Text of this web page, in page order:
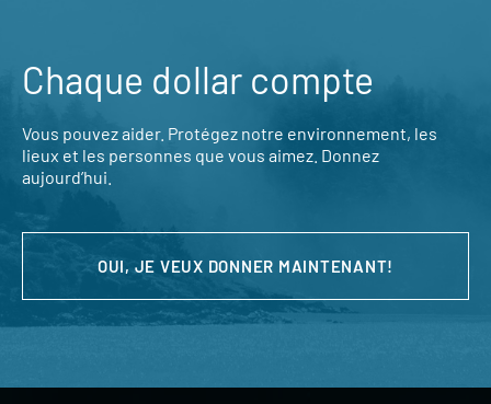
Chaque dollar compte
Vous pouvez aider. Protégez notre environnement, les
lieux et les personnes que vous aimez. Donnez
aujourd’hui.
OUI, JE VEUX DONNER MAINTENANT!